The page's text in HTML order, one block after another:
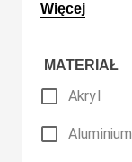
Więcej
MATERIAŁ
Akryl
Aluminium